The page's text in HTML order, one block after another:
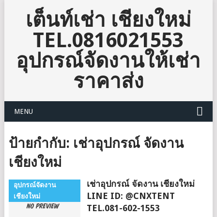
เต็นท์เช่า เชียงใหม่
TEL.0816021553
อุปกรณ์จัดงานให้เช่า
ราคาส่ง
MENU
ป้ายกำกับ: เช่าอุปกรณ์ จัดงาน
เชียงใหม่
อุปกรณ์จัดงาน
เชียงใหม่
เช่าอุปกรณ์ จัดงาน เชียงใหม่
LINE ID: @CNXTENT
TEL.081-602-1553